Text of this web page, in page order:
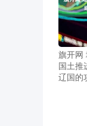
旗开网
国土推
辽国的